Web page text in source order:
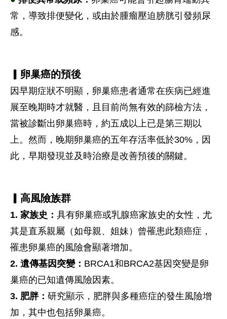
常，導致排便變化，或由於腫瘤壓迫膀胱引發頻尿
感。
▎卵巢癌的預後
因早期症狀不明顯，卵巢癌患者通常在疾病已經進
展至晚期時才就醫，且目前尚無有效的篩檢方法，
當被診斷出卵巢癌時，約五成以上已是第三期以
上。然而，晚期卵巢癌的五年存活率低於30%，因
此，早期發現並及時治療是改善預後的關鍵。
▎高風險族群
1. 家族史： 具有卵巢癌或乳腺癌家族史的女性，尤
其是直系親屬（如母親、姐妹）曾罹患此類癌症，
罹患卵巢癌的風險會顯著增加。
2. 遺傳基因突變： BRCA1和BRCA2基因突變是卵
巢癌的已知遺傳風險因素。
3. 肥胖： 研究顯示，肥胖與多種癌症的發生風險增
加，其中也包括卵巢癌。